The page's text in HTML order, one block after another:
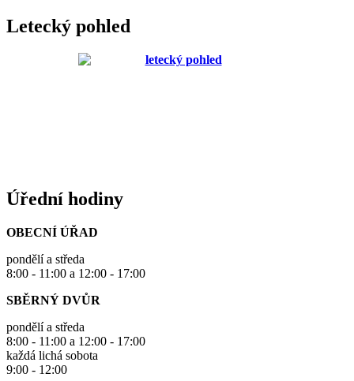
Letecký pohled
Úřední hodiny
OBECNÍ ÚŘAD
pondělí a středa
8:00 - 11:00 a 12:00 - 17:00
SBĚRNÝ DVŮR
pondělí a středa
8:00 - 11:00 a 12:00 - 17:00
každá lichá sobota
9:00 - 12:00